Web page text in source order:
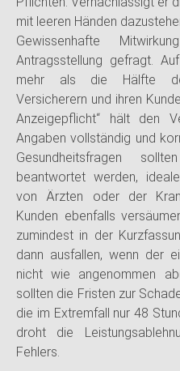
mit leeren Händen
Gewissenhafte
Antragsstellung gefragt.
mehr als die Hälfte
Versicherern und ihren
Anzeigepflicht“ hält den
Angaben vollständig und
Gesundheitsfragen
beantwortet werden,
von Ärzten oder der
Kunden ebenfalls
zumindest in der
dann ausfallen, wenn der
nicht wie angenommen
sollten die Fristen zur
die im Extremfall nur 48
droht die
Fehlers.